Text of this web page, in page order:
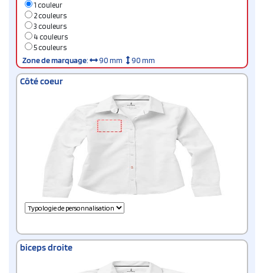
1 couleur
2 couleurs
3 couleurs
4 couleurs
5 couleurs
Zone de marquage: 90 mm 90 mm
Côté coeur
biceps droite